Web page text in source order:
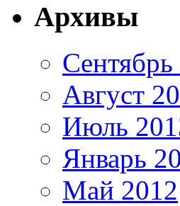
Архивы
Август
Июль
Январь
Май 2012